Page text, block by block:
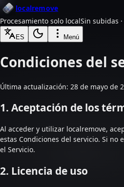
localremove
Procesamiento solo localSin subidas
ES Menú
Condiciones del
Última actualización: 28 de mayo de
1. Aceptación de los
Al acceder y utilizar localremove,
estas Condiciones del servicio. Si no
el Servicio.
2. Licencia de uso